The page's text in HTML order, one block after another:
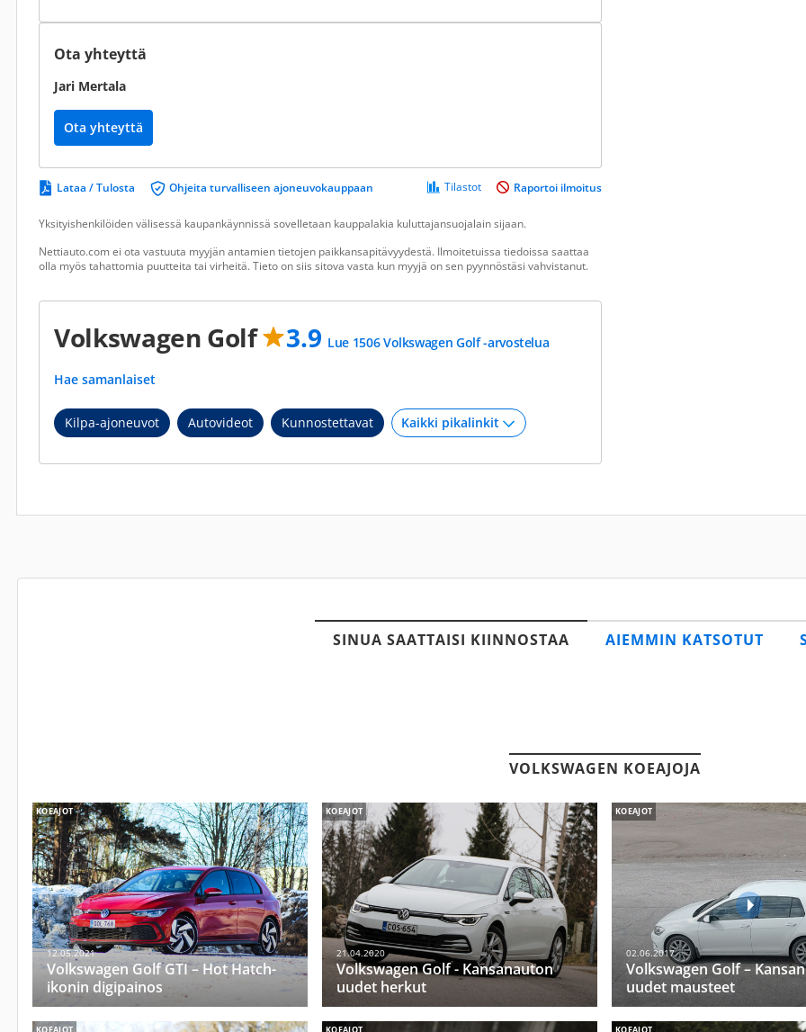
Ota yhteyttä
Jari Mertala
Ota yhteyttä
Lataa / Tulosta Ohjeita turvalliseen ajoneuvokauppaan Tilastot Raportoi ilmoitus
Yksityishenkilöiden välisessä kaupankäynnissä sovelletaan kauppalakia kuluttajansuojalain sijaan.
Nettiauto.com ei ota vastuuta myyjän antamien tietojen paikkansapitävyydestä. Ilmoitetuissa tiedoissa saattaa
olla myös tahattomia puutteita tai virheitä. Tieto on siis sitova vasta kun myyjä on sen pyynnöstäsi vahvistanut.
Volkswagen Golf 3.9 Lue 1506 Volkswagen Golf -arvostelua
Hae samanlaiset
Kilpa-ajoneuvot Autovideot Kunnostettavat
SINUA SAATTAISI KIINNOSTAA AIEMMIN KATSOTUT
VOLKSWAGEN KOEAJOJA
KOEAJOT
12.05.2021
Volkswagen Golf GTI – Hot Hatch-
ikonin digipainos
KOEAJOT
21.04.2020
Volkswagen Golf - Kansanauton
uudet herkut
KOEAJOT
02.06.2017
Volkswagen Golf –
uudet mausteet